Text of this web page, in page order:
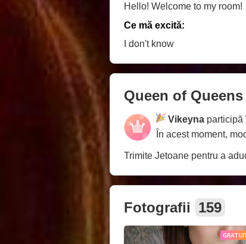
Hello! Welcome to my room!
Ce mă excită:
I don't know
Queen of Queens
Vikeyna participă
În acest moment,
Trimite Jetoane pentru a
Fotografii 159